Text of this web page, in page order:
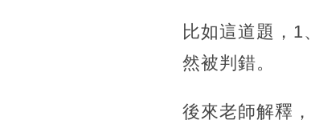
比如這道題，
然被判錯。
後來老師解釋